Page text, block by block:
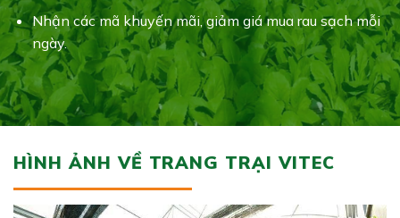
Nhận các mã khuyến mãi, giảm giá mua rau sạch mỗi
ngày.
HÌNH ẢNH VỀ TRANG TRẠI VITEC